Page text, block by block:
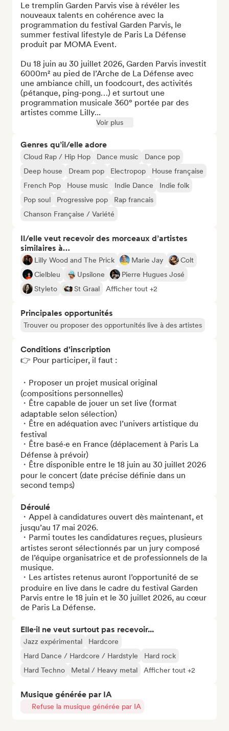
Le tremplin Garden Parvis vise à révéler les
nouveaux talents en cohérence avec la
programmation du festival Garden Parvis, le
summer festival lifestyle de Paris La Défense
produit par MOMA Event.
Du 18 juin au 30 juillet 2026, Garden Parvis investit
6000m² au pied de l’Arche de La Défense avec
une ambiance chill, un foodcourt, des activités
(pétanque, ping-pong…) et surtout une
programmation musicale 360° portée par des
artistes comme Lilly...
Voir plus
Genres qu’il/elle adore
Cloud Rap / Hip Hop Dance music
Dance pop
Deep house
Dream pop Electropop
House française
French Pop
House music Indie Dance
Indie folk
Pop soul
Progressive pop
Rap francais
Chanson Française / Variété
Il/elle veut recevoir des morceaux d’artistes
similaires à…
Lilly Wood and The Prick Marie Jay
Colt
Cielbleu
Upsilone
Pierre Hugues José
Styleto
St Graal Afficher tout +2
Principales opportunités
Trouver ou proposer des opportunités live à des artistes
Conditions d'inscription
👉 Pour participer, il faut :
・Proposer un projet musical original
(compositions personnelles)
・Être capable de jouer un set live (format
adaptable selon sélection)
・Être en adéquation avec l’univers artistique du
festival
・Être basé·e en France (déplacement à Paris La
Défense à prévoir)
・Être disponible entre le 18 juin au 30 juillet 2026
pour le concert (date précise définie dans un
second temps)
Déroulé
・Appel à candidatures ouvert dès maintenant, et
jusqu’au 17 mai 2026.
・Parmi toutes les candidatures reçues, plusieurs
artistes seront sélectionnés par un jury composé
de l’équipe organisatrice et de professionnels de la
musique.
・Les artistes retenus auront l’opportunité de se
produire en live dans le cadre du festival Garden
Parvis entre le 18 juin et le 30 juillet 2026, au cœur
de Paris La Défense.
Elle·il ne veut surtout pas recevoir...
Jazz expérimental
Hardcore
Hard Dance / Hardcore / Hardstyle
Hard rock
Hard Techno
Metal / Heavy metal Afficher tout +2
Musique générée par IA
Refuse la musique générée par IA